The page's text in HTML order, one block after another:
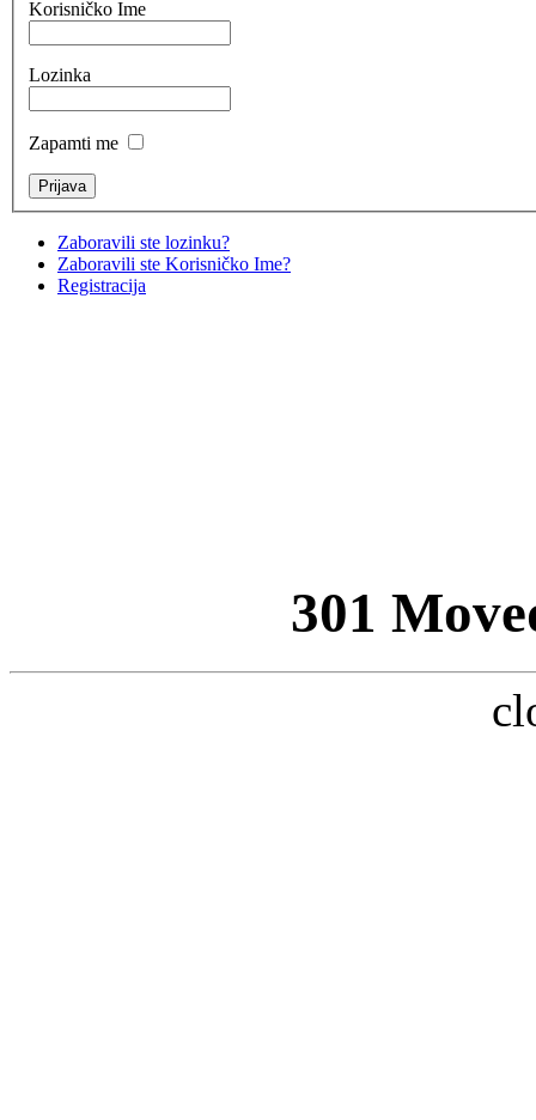
Korisničko Ime
Lozinka
Zapamti me
Zaboravili ste lozinku?
Zaboravili ste Korisničko Ime?
Registracija
301